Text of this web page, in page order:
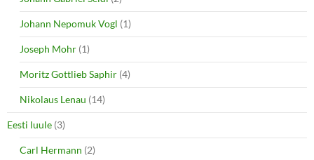
Johann Nepomuk Vogl (1)
Joseph Mohr (1)
Moritz Gottlieb Saphir (4)
Nikolaus Lenau (14)
Eesti luule (3)
Carl Hermann (2)